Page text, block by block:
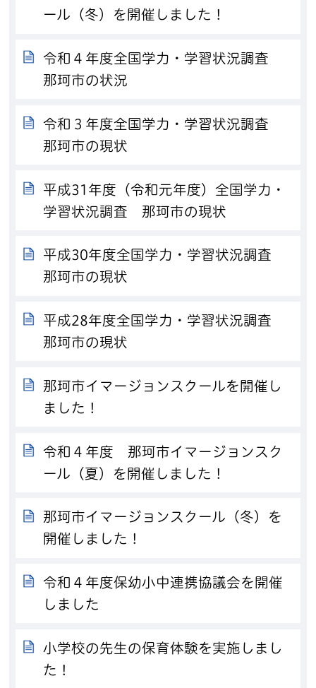
ール（冬）を開催しました！
令和４年度全国学力・学習状況調査
那珂市の状況
令和３年度全国学力・学習状況調査
那珂市の現状
平成31年度（令和元年度）全国学力・
学習状況調査 那珂市の現状
平成30年度全国学力・学習状況調査
那珂市の現状
平成28年度全国学力・学習状況調査
那珂市の現状
那珂市イマージョンスクールを開催し
ました！
令和４年度 那珂市イマージョンスク
ール（夏）を開催しました！
那珂市イマージョンスクール（冬）を
開催しました！
令和４年度保幼小中連携協議会を開催
しました
小学校の先生の保育体験を実施しまし
た！